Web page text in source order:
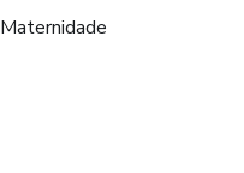
Maternidade